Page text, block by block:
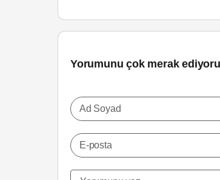
Yorumunu çok merak
Ad Soyad
E-posta